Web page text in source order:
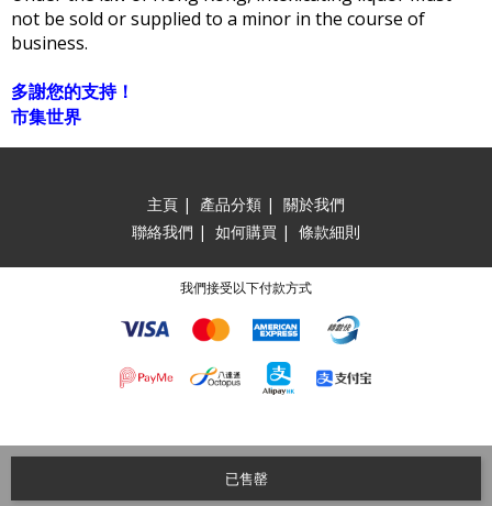
已售罄
not be sold or supplied to a minor in the course of
business.
多謝您的支持！
市集世界
主頁 | 產品分類 | 關於我們
聯絡我們 | 如何購買 | 條款細則
我們接受以下付款方式